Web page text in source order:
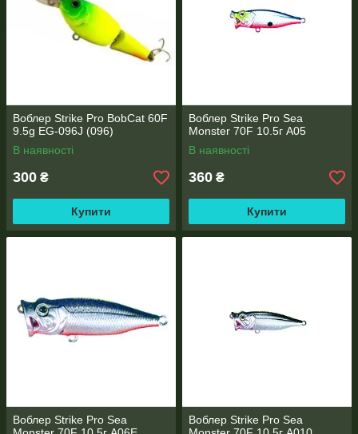
Воблер Strike Pro BobCat 60F
9.5g EG-096J (096)
В наявності
300 ₴
Купити
Воблер Strike Pro Sea
Monster 70F 10.5г A05
В наявності
360 ₴
Купити
Воблер Strike Pro Sea
Воблер Strike Pro Sea